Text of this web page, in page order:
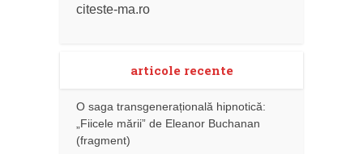
citeste-ma.ro
articole recente
O saga transgenerațională hipnotică:
„Fiicele mării” de Eleanor Buchanan
(fragment)